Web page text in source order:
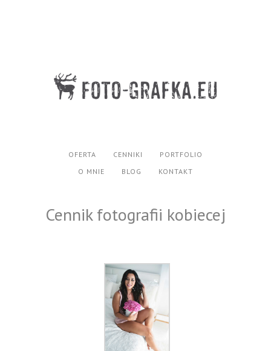
OFERTA CENNIKI
PORTFOLIO
O MNIE
BLOG KONTAKT
Cennik fotografii kobiecej